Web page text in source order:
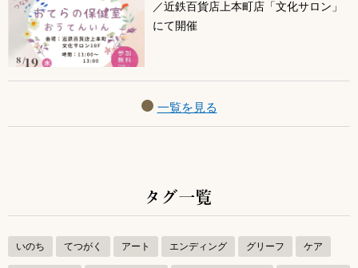
／近鉄百貨店上本町店「文化サロン」
にて開催
一覧を見る
タグ一覧
いのち てつがく アート エンディング グリーフ ケア